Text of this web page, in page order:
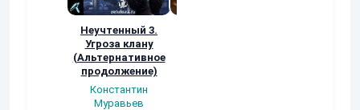
Неучтенный 3.
Угроза клану
(Альтернативное
продолжение)
Константин
Муравьев